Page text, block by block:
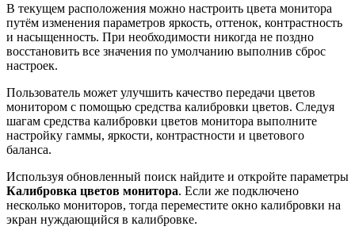
В текущем расположения можно настроить цвета монитора
путём изменения параметров яркость, оттенок, контрастность
и насыщенность. При необходимости никогда не поздно
восстановить все значения по умолчанию выполнив сброс
настроек.
Пользователь может улучшить качество передачи цветов
монитором с помощью средства калибровки цветов. Следуя
шагам средства калибровки цветов монитора выполните
настройку гаммы, яркости, контрастности и цветового
баланса.
Используя обновленный поиск найдите и откройте параметры
Калибровка цветов монитора. Если же подключено
несколько мониторов, тогда переместите окно калибровки на
экран нуждающийся в калибровке.